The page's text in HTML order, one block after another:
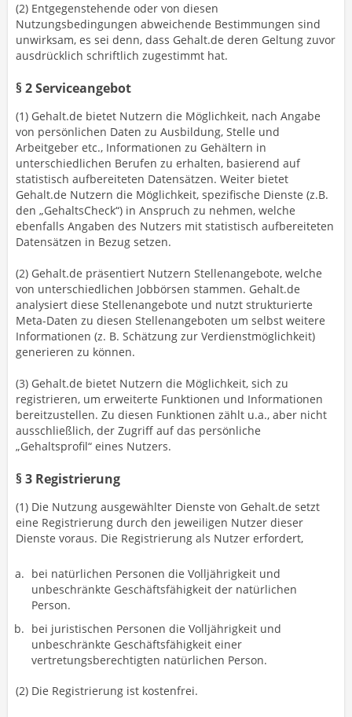
(2) Entgegenstehende oder von diesen
Nutzungsbedingungen abweichende Bestimmungen sind
unwirksam, es sei denn, dass Gehalt.de deren Geltung zuvor
ausdrücklich schriftlich zugestimmt hat.
§ 2 Serviceangebot
(1) Gehalt.de bietet Nutzern die Möglichkeit, nach Angabe
von persönlichen Daten zu Ausbildung, Stelle und
Arbeitgeber etc., Informationen zu Gehältern in
unterschiedlichen Berufen zu erhalten, basierend auf
statistisch aufbereiteten Datensätzen. Weiter bietet
Gehalt.de Nutzern die Möglichkeit, spezifische Dienste (z.B.
den „GehaltsCheck“) in Anspruch zu nehmen, welche
ebenfalls Angaben des Nutzers mit statistisch aufbereiteten
Datensätzen in Bezug setzen.
(2) Gehalt.de präsentiert Nutzern Stellenangebote, welche
von unterschiedlichen Jobbörsen stammen. Gehalt.de
analysiert diese Stellenangebote und nutzt strukturierte
Meta-Daten zu diesen Stellenangeboten um selbst weitere
Informationen (z. B. Schätzung zur Verdienstmöglichkeit)
generieren zu können.
(3) Gehalt.de bietet Nutzern die Möglichkeit, sich zu
registrieren, um erweiterte Funktionen und Informationen
bereitzustellen. Zu diesen Funktionen zählt u.a., aber nicht
ausschließlich, der Zugriff auf das persönliche
„Gehaltsprofil“ eines Nutzers.
§ 3 Registrierung
(1) Die Nutzung ausgewählter Dienste von Gehalt.de setzt
eine Registrierung durch den jeweiligen Nutzer dieser
Dienste voraus. Die Registrierung als Nutzer erfordert,
bei natürlichen Personen die Volljährigkeit und
unbeschränkte Geschäftsfähigkeit der natürlichen
Person.
bei juristischen Personen die Volljährigkeit und
unbeschränkte Geschäftsfähigkeit einer
vertretungsberechtigten natürlichen Person.
(2) Die Registrierung ist kostenfrei.